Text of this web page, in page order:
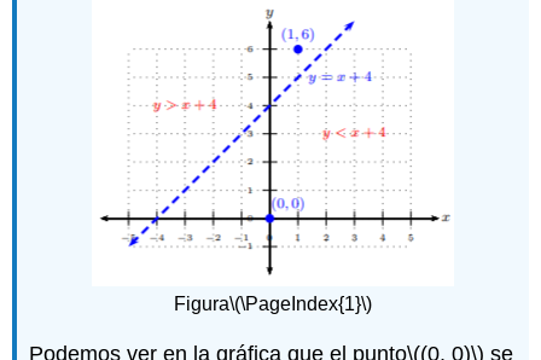
Figura\(\PageIndex{1}\)
Podemos ver en la gráfica que el punto\((0, 0)\) se